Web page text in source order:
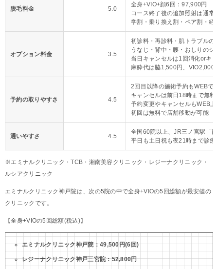
脱毛料金 5.0
全身+VIO+顔6回：97,900円
コース終了後の追加照射は通常
学割・乗り換え割・ペア割・紹
オプション料金 3.5
初診料・再診料・肌トラブルの
うなじ・背中・腰・おしりのシ
当日キャンセルは1回消化orキ
麻酔代は脇1,500円、VIO2,000
予約の取りやすさ 4.5
2回目以降の施術予約もWEBで
キャンセルは前日18時まで無料
予約変更やキャンセルもWEB上
初回は無料で店舗移動が可能
通いやすさ 4.5
全国60院以上、JR三ノ宮駅「
平日も土日祝も夜21時まで診療
※エミナルクリニック・TCB・湘南美容クリニック・レジーナクリニック・
ルシアクリニック
エミナルクリニック神戸院は、次の5院の中で全身+VIOの5回総額が最安値の
クリニックです。
【全身+VIOの5回総額(税込)】
エミナルクリニック神戸院：49,500円(6回)
レジーナクリニック神戸三宮院：52,800円